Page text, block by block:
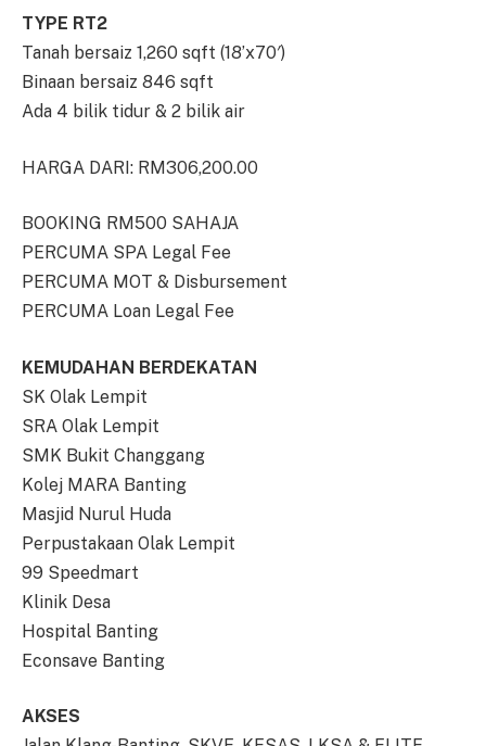
TYPE RT2
Tanah bersaiz 1,260 sqft (18’x70′)
Binaan bersaiz 846 sqft
Ada 4 bilik tidur & 2 bilik air
HARGA DARI: RM306,200.00
BOOKING RM500 SAHAJA
PERCUMA SPA Legal Fee
PERCUMA MOT & Disbursement
PERCUMA Loan Legal Fee
KEMUDAHAN BERDEKATAN
SK Olak Lempit
SRA Olak Lempit
SMK Bukit Changgang
Kolej MARA Banting
Masjid Nurul Huda
Perpustakaan Olak Lempit
99 Speedmart
Klinik Desa
Hospital Banting
Econsave Banting
AKSES